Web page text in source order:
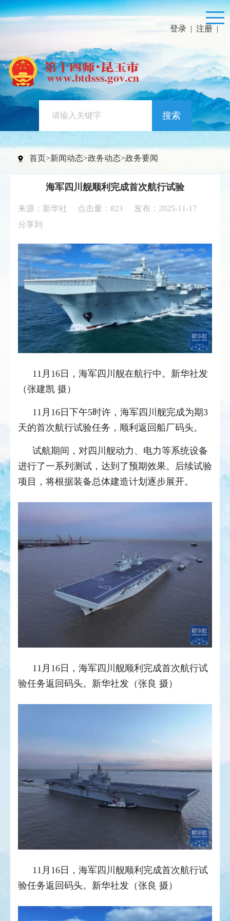
登录 | 注册 |
搜索
首页>新闻动态>政务动态>政务要闻
海军四川舰顺利完成首次航行试验
来源：新华社 点击量： 823
发布：2025-11-17
分享到
11月16日，海军四川舰在航行中。新华社发
（张建凯 摄）
11月16日下午5时许，海军四川舰完成为期3
天的首次航行试验任务，顺利返回船厂码头。
试航期间，对四川舰动力、电力等系统设备
进行了一系列测试，达到了预期效果。后续试验
项目，将根据装备总体建造计划逐步展开。
11月16日，海军四川舰顺利完成首次航行试
验任务返回码头。新华社发（张良 摄）
11月16日，海军四川舰顺利完成首次航行试
验任务返回码头。新华社发（张良 摄）